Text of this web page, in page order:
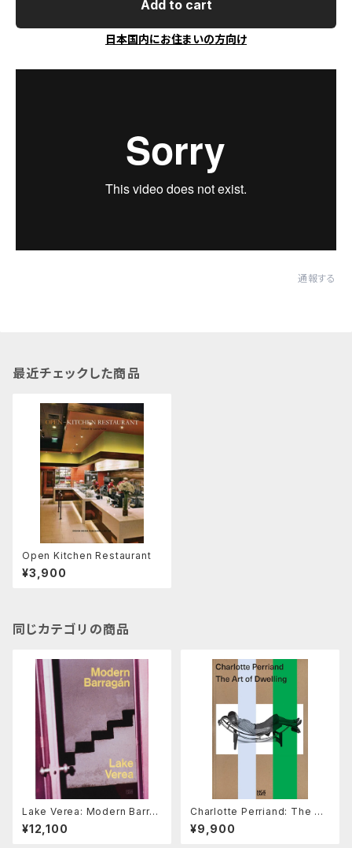
Add to cart
日本国内にお住まいの方向け
通報する
最近チェックした商品
Open Kitchen Restaurant
¥3,900
同じカテゴリの商品
Lake Verea: Modern Barra
gán
¥12,100
Charlotte Perriand: The Art
of Dwelling
¥9,900